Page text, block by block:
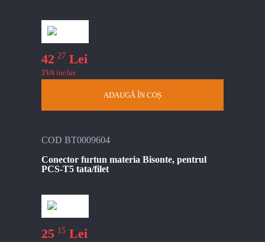
42 27 Lei
TVA inclus
ADAUGĂ ÎN COȘ
COD BT0009604
Conector furtun materia Bisonte, pentrul
PCS-T5 tata/filet
25 15 Lei